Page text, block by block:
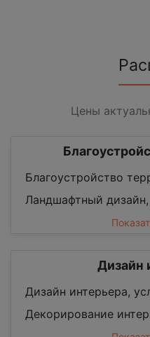
Цены
Благоустройство
Ландшафтный дизайн,
Дизайн
Дизайн интерьера,
Декорирование